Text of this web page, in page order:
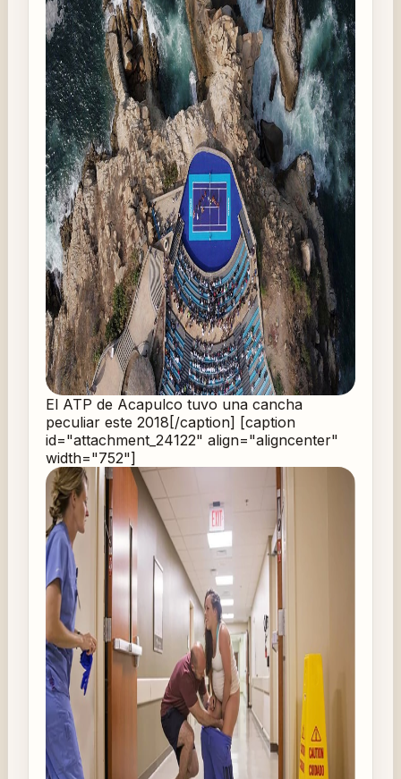
El ATP de Acapulco tuvo una cancha
peculiar este 2018[/caption] [caption
id="attachment_24122" align="aligncenter"
width="752"]